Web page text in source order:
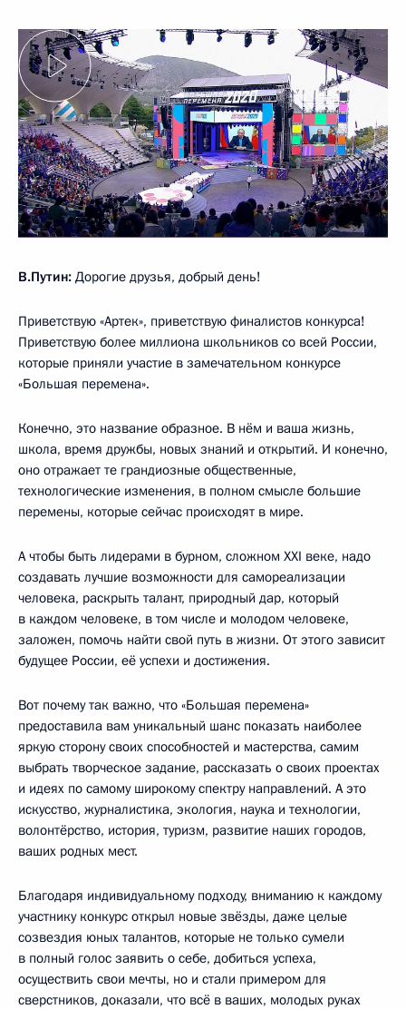
В.Путин: Дорогие друзья, добрый день!
Приветствую «Артек», приветствую финалистов конкурса!
Приветствую более миллиона школьников со всей России,
которые приняли участие в замечательном конкурсе
«Большая перемена».
Конечно, это название образное. В нём и ваша жизнь,
школа, время дружбы, новых знаний и открытий. И конечно,
оно отражает те грандиозные общественные,
технологические изменения, в полном смысле большие
перемены, которые сейчас происходят в мире.
А чтобы быть лидерами в бурном, сложном XXI веке, надо
создавать лучшие возможности для самореализации
человека, раскрыть талант, природный дар, который
в каждом человеке, в том числе и молодом человеке,
заложен, помочь найти свой путь в жизни. От этого зависит
будущее России, её успехи и достижения.
Вот почему так важно, что «Большая перемена»
предоставила вам уникальный шанс показать наиболее
яркую сторону своих способностей и мастерства, самим
выбрать творческое задание, рассказать о своих проектах
и идеях по самому широкому спектру направлений. А это
искусство, журналистика, экология, наука и технологии,
волонтёрство, история, туризм, развитие наших городов,
ваших родных мест.
Благодаря индивидуальному подходу, вниманию к каждому
участнику конкурс открыл новые звёзды, даже целые
созвездия юных талантов, которые не только сумели
в полный голос заявить о себе, добиться успеха,
осуществить свои мечты, но и стали примером для
сверстников, доказали, что всё в ваших, молодых руках